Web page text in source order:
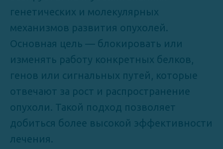
генетических и молекулярных
механизмов развития опухолей.
Основная цель — блокировать или
изменять работу конкретных белков,
генов или сигнальных путей, которые
отвечают за рост и распространение
опухоли. Такой подход позволяет
добиться более высокой эффективности
лечения.